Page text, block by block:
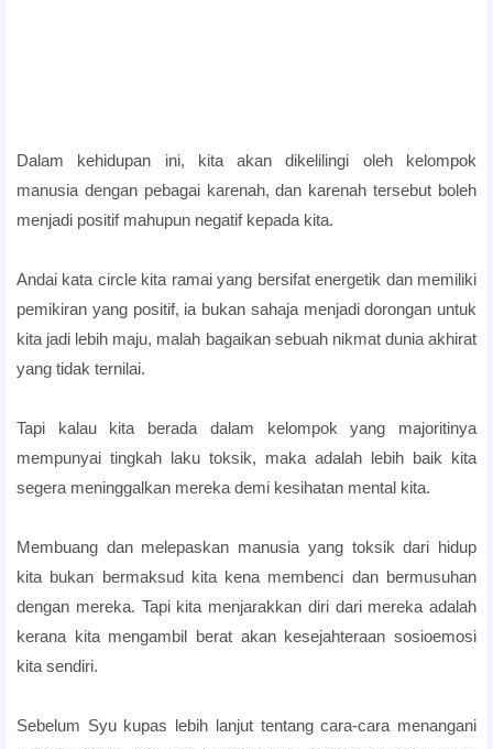
Dalam kehidupan ini, kita akan dikelilingi oleh kelompok
manusia dengan pebagai karenah, dan karenah tersebut boleh
menjadi positif mahupun negatif kepada kita.
Andai kata circle kita ramai yang bersifat energetik dan memiliki
pemikiran yang positif, ia bukan sahaja menjadi dorongan untuk
kita jadi lebih maju, malah bagaikan sebuah nikmat dunia akhirat
yang tidak ternilai.
Tapi kalau kita berada dalam kelompok yang majoritinya
mempunyai tingkah laku toksik, maka adalah lebih baik kita
segera meninggalkan mereka demi kesihatan mental kita.
Membuang dan melepaskan manusia yang toksik dari hidup
kita bukan bermaksud kita kena membenci dan bermusuhan
dengan mereka. Tapi kita menjarakkan diri dari mereka adalah
kerana kita mengambil berat akan kesejahteraan sosioemosi
kita sendiri.
Sebelum Syu kupas lebih lanjut tentang cara-cara menangani